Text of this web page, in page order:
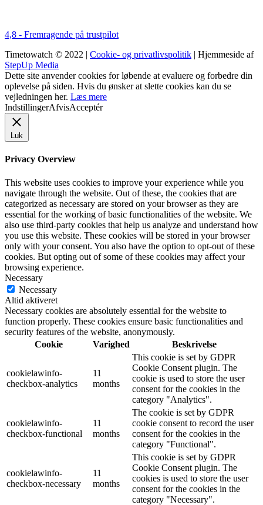
4,8 - Fremragende på trustpilot
Timetowatch © 2022 | Cookie- og privatlivspolitik | Hjemmeside af
StepUp Media
Dette site anvender cookies for løbende at evaluere og forbedre din
oplevelse på siden. Hvis du ønsker at slette cookies kan du se
vejledningen her. Læs mere
IndstillingerAfvisAcceptér
Luk
Privacy Overview
This website uses cookies to improve your experience while you
navigate through the website. Out of these, the cookies that are
categorized as necessary are stored on your browser as they are
essential for the working of basic functionalities of the website. We
also use third-party cookies that help us analyze and understand how
you use this website. These cookies will be stored in your browser
only with your consent. You also have the option to opt-out of these
cookies. But opting out of some of these cookies may affect your
browsing experience.
Necessary
Necessary
Altid aktiveret
Necessary cookies are absolutely essential for the website to
function properly. These cookies ensure basic functionalities and
security features of the website, anonymously.
Cookie
Varighed Beskrivelse
cookielawinfo-
checkbox-analytics
11
months
This cookie is set by GDPR
Cookie Consent plugin. The
cookie is used to store the user
consent for the cookies in the
category "Analytics".
cookielawinfo-
checkbox-functional
11
months
The cookie is set by GDPR
cookie consent to record the user
consent for the cookies in the
category "Functional".
cookielawinfo-
checkbox-necessary
11
months
This cookie is set by GDPR
Cookie Consent plugin. The
cookies is used to store the user
consent for the cookies in the
category "Necessary".